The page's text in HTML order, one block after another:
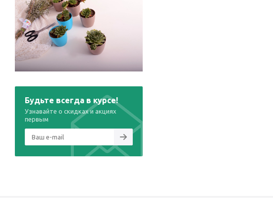
Будьте всегда в курсе!
Узнавайте о скидках и акциях
первым